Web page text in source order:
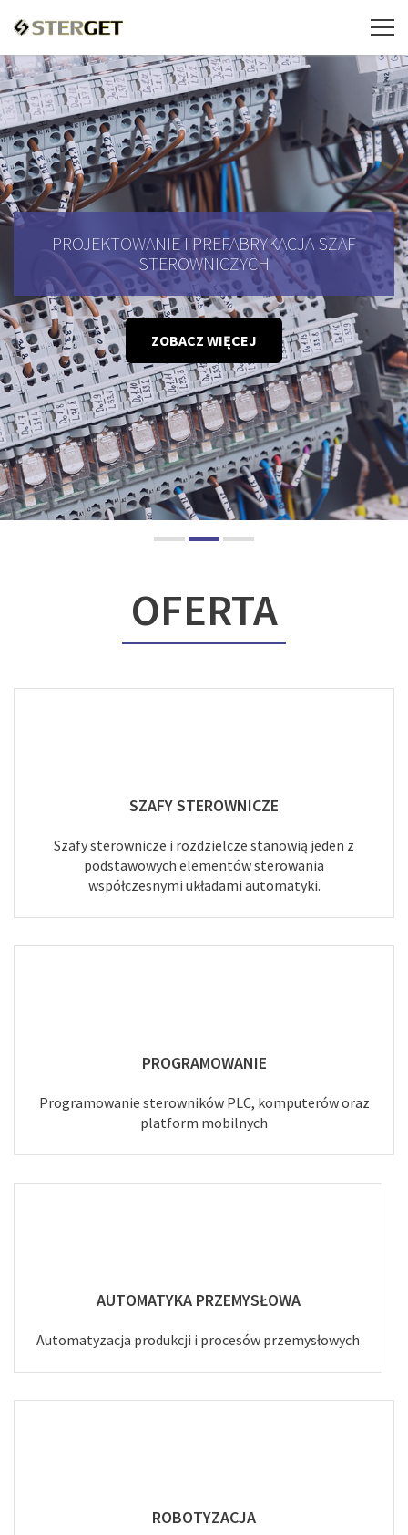
PROJEKTOWANIE I PREFABRYKACJA SZAF
STEROWNICZYCH
ZOBACZ WIĘCEJ
OFERTA
SZAFY STEROWNICZE
Szafy sterownicze i rozdzielcze stanowią jeden z
podstawowych elementów sterowania
współczesnymi układami automatyki.
PROGRAMOWANIE
Programowanie sterowników PLC, komputerów oraz
platform mobilnych
AUTOMATYKA PRZEMYSŁOWA
Automatyzacja produkcji i procesów przemysłowych
ROBOTYZACJA